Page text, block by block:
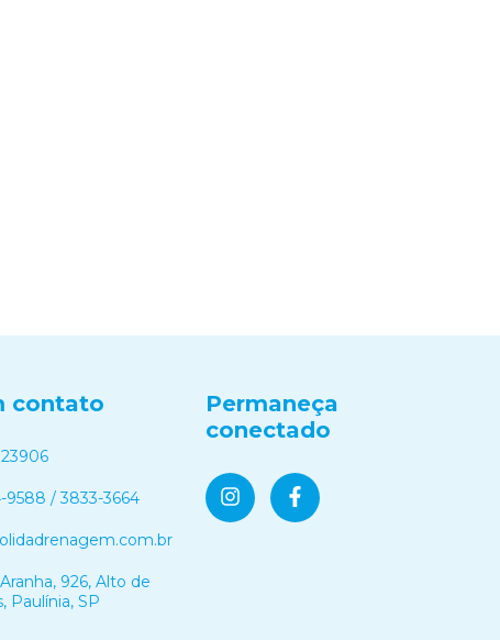
contato
9588 / 3833-3664
926, Alto de
Paulínia, SP
Permaneça
conectado